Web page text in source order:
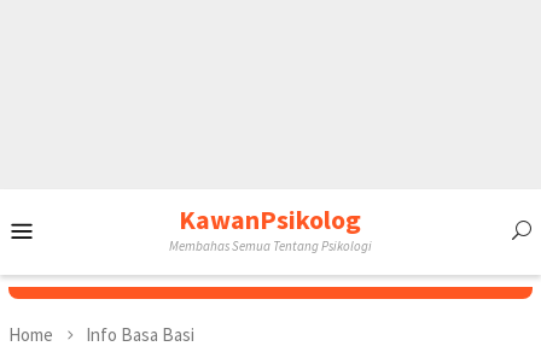
to
KawanPsikolog
Membahas Semua Tentang Psikologi
Home Info Basa Basi